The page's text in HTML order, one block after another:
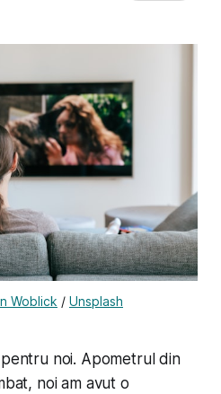
Woblick / Unsplash
noi. Apometrul din
noi am avut o